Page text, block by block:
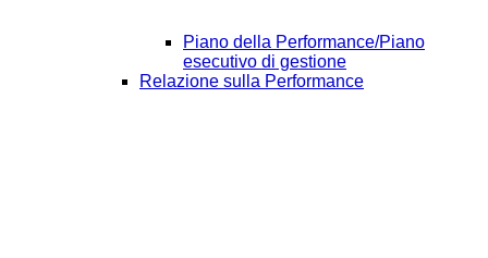
Piano della Performance/Piano
esecutivo di gestione
Relazione sulla Performance